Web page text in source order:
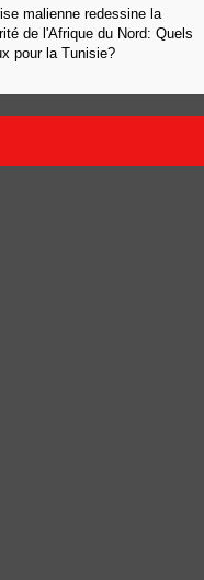
malienne redessine la
de l'Afrique du Nord: Quels
pour la Tunisie?